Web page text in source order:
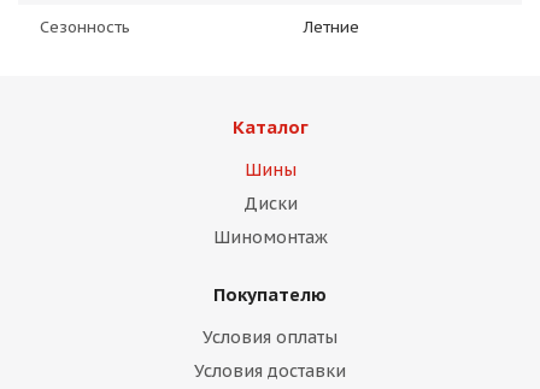
Сезонность Летние
Каталог
Шины
Диски
Шиномонтаж
Покупателю
Условия оплаты
Условия доставки